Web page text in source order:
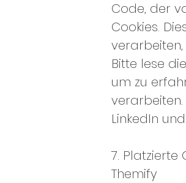
Code, der
Cookies.
Bitte lese
um zu
LinkedIn
7. Platzierte
Themify